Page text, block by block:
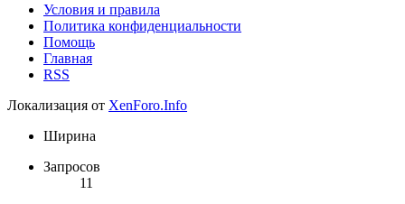
Условия и правила
Политика конфиденциальности
Помощь
Главная
RSS
Локализация от XenForo.Info
Ширина
Запросов
11